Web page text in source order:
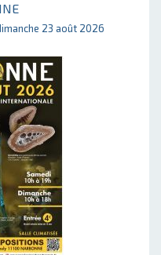
23 août 2026